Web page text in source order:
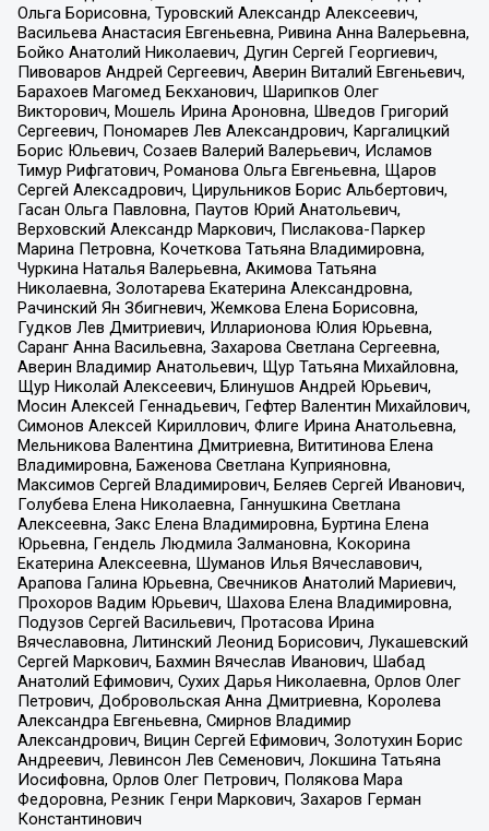
Ольга Борисовна, Туровский Александр Алексеевич,
Васильева Анастасия Евгеньевна, Ривина Анна Валерьевна,
Бойко Анатолий Николаевич, Дугин Сергей Георгиевич,
Пивоваров Андрей Сергеевич, Аверин Виталий Евгеньевич,
Барахоев Магомед Бекханович, Шарипков Олег
Викторович, Мошель Ирина Ароновна, Шведов Григорий
Сергеевич, Пономарев Лев Александрович, Каргалицкий
Борис Юльевич, Созаев Валерий Валерьевич, Исламов
Тимур Рифгатович, Романова Ольга Евгеньевна, Щаров
Сергей Алексадрович, Цирульников Борис Альбертович,
Гасан Ольга Павловна, Паутов Юрий Анатольевич,
Верховский Александр Маркович, Пислакова-Паркер
Марина Петровна, Кочеткова Татьяна Владимировна,
Чуркина Наталья Валерьевна, Акимова Татьяна
Николаевна, Золотарева Екатерина Александровна,
Рачинский Ян Збигневич, Жемкова Елена Борисовна,
Гудков Лев Дмитриевич, Илларионова Юлия Юрьевна,
Саранг Анна Васильевна, Захарова Светлана Сергеевна,
Аверин Владимир Анатольевич, Щур Татьяна Михайловна,
Щур Николай Алексеевич, Блинушов Андрей Юрьевич,
Мосин Алексей Геннадьевич, Гефтер Валентин Михайлович,
Симонов Алексей Кириллович, Флиге Ирина Анатольевна,
Мельникова Валентина Дмитриевна, Вититинова Елена
Владимировна, Баженова Светлана Куприяновна,
Максимов Сергей Владимирович, Беляев Сергей Иванович,
Голубева Елена Николаевна, Ганнушкина Светлана
Алексеевна, Закс Елена Владимировна, Буртина Елена
Юрьевна, Гендель Людмила Залмановна, Кокорина
Екатерина Алексеевна, Шуманов Илья Вячеславович,
Арапова Галина Юрьевна, Свечников Анатолий Мариевич,
Прохоров Вадим Юрьевич, Шахова Елена Владимировна,
Подузов Сергей Васильевич, Протасова Ирина
Вячеславовна, Литинский Леонид Борисович, Лукашевский
Сергей Маркович, Бахмин Вячеслав Иванович, Шабад
Анатолий Ефимович, Сухих Дарья Николаевна, Орлов Олег
Петрович, Добровольская Анна Дмитриевна, Королева
Александра Евгеньевна, Смирнов Владимир
Александрович, Вицин Сергей Ефимович, Золотухин Борис
Андреевич, Левинсон Лев Семенович, Локшина Татьяна
Иосифовна, Орлов Олег Петрович, Полякова Мара
Федоровна, Резник Генри Маркович, Захаров Герман
Константинович